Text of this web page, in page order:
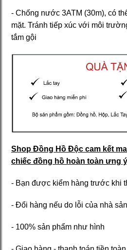
- Chống nước 3ATM (30m), có
mặt. Tránh tiếp xúc với môi
tắm gội
Shop Đồng Hồ Độc cam kết
chiếc đồng hồ hoàn toàn ưng
- Bạn được kiểm hàng trước khi
- Đổi hàng nếu do lỗi của nhà
- 100% sản phẩm như hình